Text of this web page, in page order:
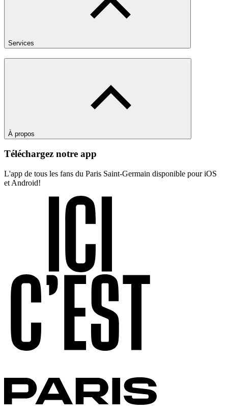
Services
À propos
Téléchargez notre app
L'app de tous les fans du Paris Saint-Germain disponible pour iOS
et Android!